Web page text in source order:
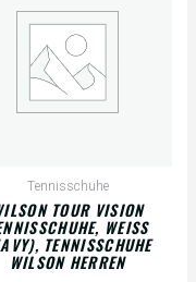
Tennisschuhe
TOUR VISION
WEISS (
TENNISSCHUHE W
ILSON HERREN